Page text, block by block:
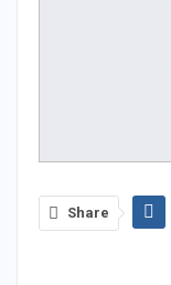
Share